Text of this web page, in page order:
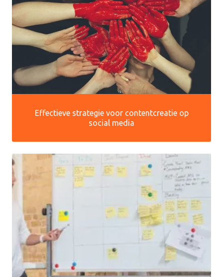
Effectieve strategie voor contentcreatie op
social media